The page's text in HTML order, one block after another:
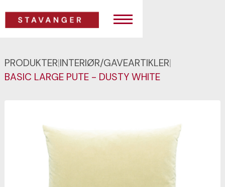
PRODUKTER|INTERIØR/GAVEARTIKLER|
BASIC LARGE PUTE - DUSTY WHITE